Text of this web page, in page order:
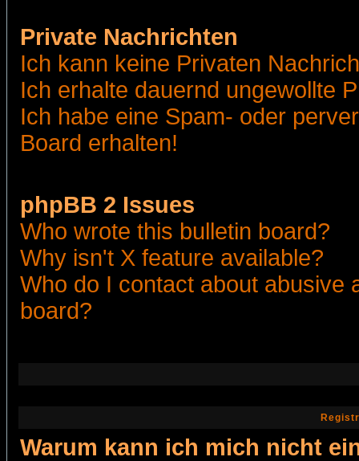
Private Nachrichten
Ich kann keine Privaten
Ich erhalte dauernd ungewollte
Ich habe eine Spam- oder
Board erhalten!
phpBB 2 Issues
Who wrote this bulletin board?
Why isn't X feature available?
Who do I contact about abusive
board?
Warum kann ich mich nicht